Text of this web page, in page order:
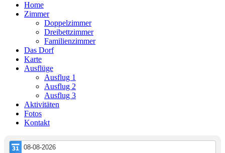
Home
Zimmer
Doppelzimmer
Dreibettzimmer
Familienzimmer
Das Dorf
Karte
Ausflüge
Ausflug 1
Ausflug 2
Ausflug 3
Aktivitäten
Fotos
Kontakt